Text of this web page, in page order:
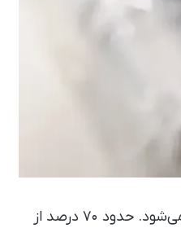
سال‌هاست که مدیریت سرطان پانکراس در مراحل پیشرفته یک چالش بزرگ محسوب می‌شود. حدود ۷۰ درصد از